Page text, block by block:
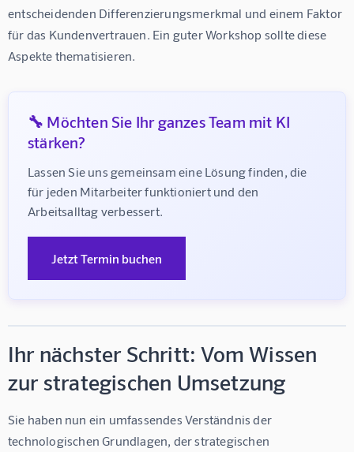
entscheidenden Differenzierungsmerkmal und einem Faktor
für das Kundenvertrauen. Ein guter Workshop sollte diese
Aspekte thematisieren.
🔧 Möchten Sie Ihr ganzes Team mit KI
stärken?
Lassen Sie uns gemeinsam eine Lösung finden, die
für jeden Mitarbeiter funktioniert und den
Arbeitsalltag verbessert.
Jetzt Termin buchen
Ihr nächster Schritt: Vom Wissen
zur strategischen Umsetzung
Sie haben nun ein umfassendes Verständnis der
technologischen Grundlagen, der strategischen